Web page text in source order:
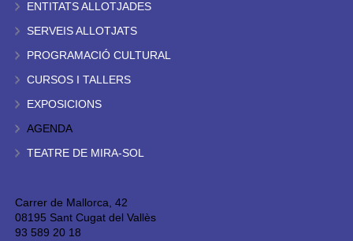
ENTITATS ALLOTJADES
SERVEIS ALLOTJATS
PROGRAMACIÓ CULTURAL
CURSOS I TALLERS
EXPOSICIONS
AGENDA
TEATRE DE MIRA-SOL
Carrer de Mallorca, 42
08195 Sant Cugat del Vallès
93 589 20 18